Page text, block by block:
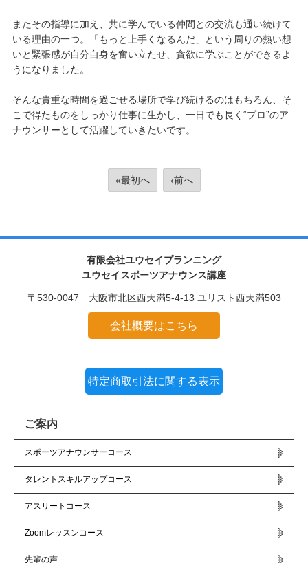
またその指導に加え、共に学んでいる仲間との交流も通い続けて
いる理由の一つ。「もっと上手くなるんだ」という周りの熱い想
いと緊張感が自分自身を奮い立たせ、貪欲に学ぶことができるよ
うになりました。
そんな貴重な時間を過ごせる場所で学び続けるのはもちろん、そ
こで得たものをしっかり仕事に生かし、一日でも長く“プロ”のア
ナウンサーとして活躍していきたいです。
«最初へ ‹前へ
有限会社ユウセイプランニング
ユウセイスポーツアナウンス講座
〒530-0047 大阪市北区西天満5-4-13 ユリスト西天満503
会社概要はこちら
特定商取引法に関する表示
ご案内
スポーツアナウンサーコース
タレントスキルアップコース
アスリートコース
Zoomレッスンコース
先輩の声